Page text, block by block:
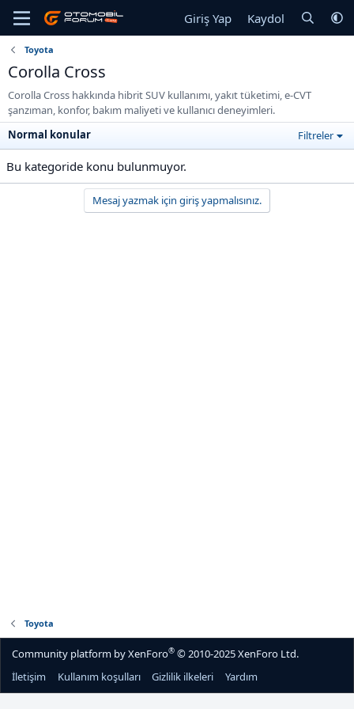
Giriş Yap Kaydol
Toyota
Corolla Cross
Corolla Cross hakkında hibrit SUV kullanımı, yakıt tüketimi, e-CVT
şanzıman, konfor, bakım maliyeti ve kullanıcı deneyimleri.
Normal konular
Filtreler
Bu kategoride konu bulunmuyor.
Mesaj yazmak için giriş yapmalısınız.
Toyota
Community platform by XenForo® © 2010-2025 XenForo Ltd.
İletişim
Kullanım koşulları Gizlilik ilkeleri Yardım